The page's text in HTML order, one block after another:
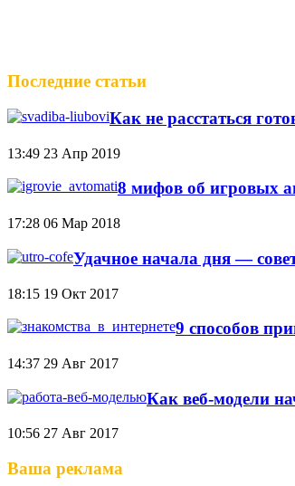
Последние статьи
Как не расстаться
13:49 23 Апр 2019
8 мифов об игровых
17:28 06 Мар 2018
Удачное начала дня —
18:15 19 Окт 2017
9 способов
14:37 29 Авг 2017
Как веб-модели
10:56 27 Авг 2017
Ваша реклама